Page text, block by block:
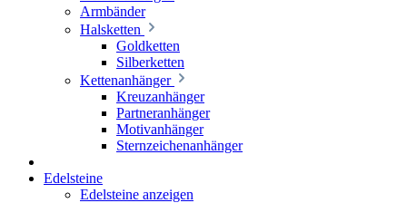
Armbänder
Halsketten
Goldketten
Silberketten
Kettenanhänger
Kreuzanhänger
Partneranhänger
Motivanhänger
Sternzeichenanhänger
Edelsteine
Edelsteine anzeigen